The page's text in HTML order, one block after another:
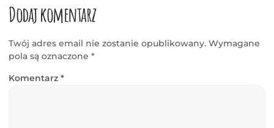
Dodaj komentarz
Twój adres email nie zostanie opublikowany. Wymagane
pola są oznaczone *
Komentarz *